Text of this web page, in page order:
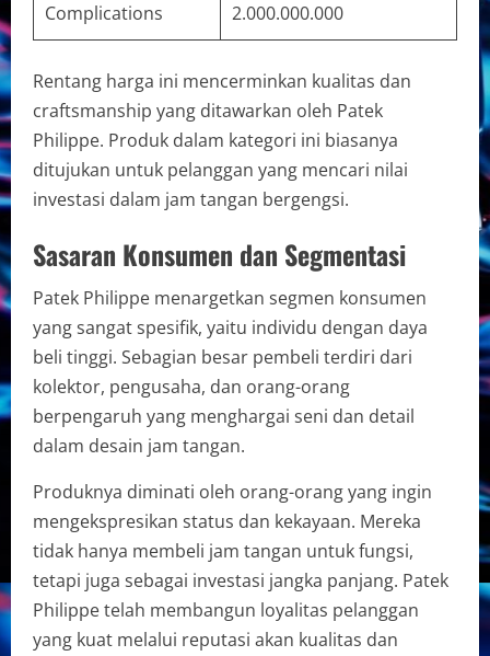
Complications
2.000.000.000
Rentang harga ini mencerminkan kualitas dan
craftsmanship yang ditawarkan oleh Patek
Philippe. Produk dalam kategori ini biasanya
ditujukan untuk pelanggan yang mencari nilai
investasi dalam jam tangan bergengsi.
Sasaran Konsumen dan Segmentasi
Patek Philippe menargetkan segmen konsumen
yang sangat spesifik, yaitu individu dengan daya
beli tinggi. Sebagian besar pembeli terdiri dari
kolektor, pengusaha, dan orang-orang
berpengaruh yang menghargai seni dan detail
dalam desain jam tangan.
Produknya diminati oleh orang-orang yang ingin
mengekspresikan status dan kekayaan. Mereka
tidak hanya membeli jam tangan untuk fungsi,
tetapi juga sebagai investasi jangka panjang. Patek
Philippe telah membangun loyalitas pelanggan
yang kuat melalui reputasi akan kualitas dan